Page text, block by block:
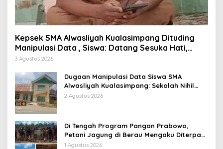
Kepsek SMA Alwasliyah Kualasimpang Dituding
Manipulasi Data , Siswa: Datang Sesuka Hati,
Dana MBG Disalurkan ke Guru & Pesantren
3 Agustus 2026
Dugaan Manipulasi Data Siswa SMA
Alwasliyah Kualasimpang: Sekolah Nihil
Murid Tapi Terima Dana BOS & Paket
2 Agustus 2026
Di Tengah Program Pangan Prabowo,
Petani Jagung di Berau Mengaku Diterpa
Tekanan Aparat
1 Agustus 2026